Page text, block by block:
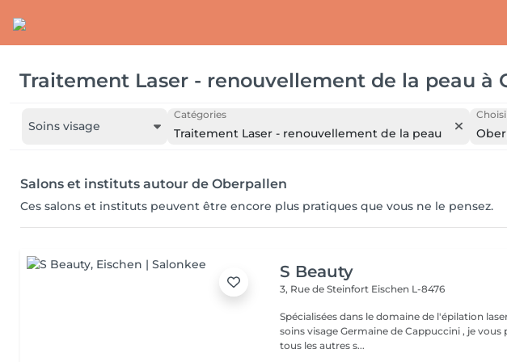
Traitement Laser - renouvellement de la peau à
Soins visage
Catégories
Traitement Laser - renouvellement de la peau
Salons et instituts autour de Oberpallen
Ces salons et instituts peuvent être encore plus pratiques que vous ne le pensez.
S Beauty
3, Rue de Steinfort Eischen L-8476
Spécialisées dans le domaine de l'épilation
soins visage Germaine de Cappuccini , je
tous les autres s...